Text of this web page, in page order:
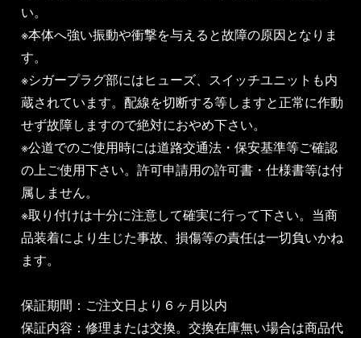
い。
※本体へ強い振動や衝撃を与えると故障の原因となりま
す。
※シガープラグ部にはヒューズ、スイッチユニットも内
蔵されています。配線を切断する等しますと正常に作動
せず故障しますので絶対におやめ下さい。
※公道でのご使用時には道路交通法・保安基準等ご確認
の上ご使用下さい。許可申請用の許可書・仕様書等は付
属しません。
※取り付けは十分に注意して確実に行って下さい。当商
品装着により生じた事故、損傷等の責任は一切負いかね
ます。
保証期間：ご注文日より６ヶ月以内
保証内容：修理または交換。交換在庫無い場合は商品代